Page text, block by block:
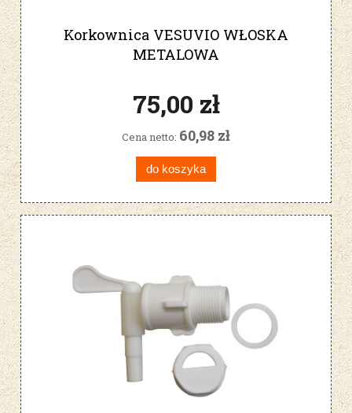
Korkownica VESUVIO WŁOSKA
METALOWA
75,00 zł
Cena netto: 60,98 zł
do koszyka